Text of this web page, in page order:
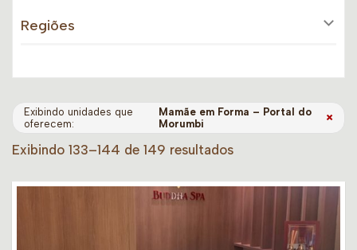
Regiões
Exibindo unidades que
oferecem:
Mamãe em Forma – Portal do
Morumbi
×
Exibindo 133–144 de 149 resultados